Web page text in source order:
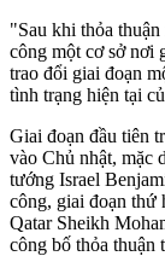
"Sau khi thỏa
công một cơ sở nơi
trao đổi giai đoạn
tình trạng hiện tại
Giai đoạn đầu tiên
vào Chủ nhật, mặc
tướng Israel
công, giai đoạn thứ
Qatar Sheikh
công bố thỏa thuận